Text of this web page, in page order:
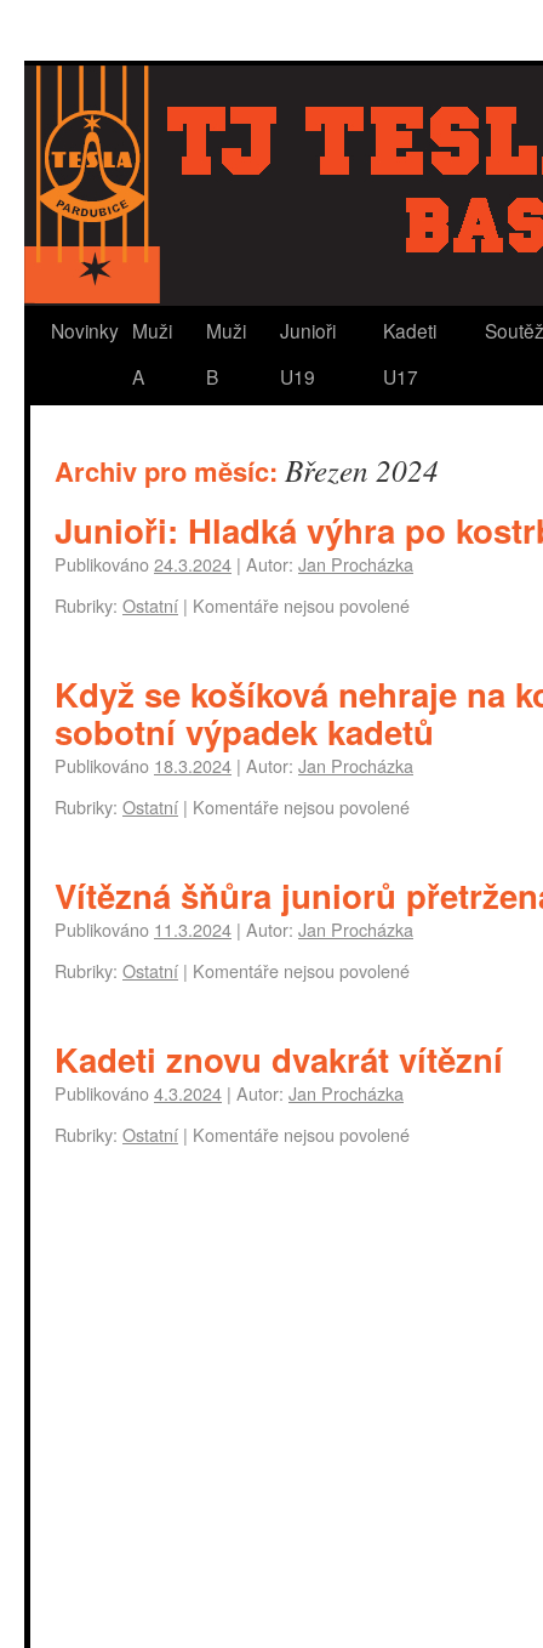
Novinky Muži
A
Muži
B
Junioři
U19
Kadeti
U17
Archiv pro měsíc: Březen 2024
Junioři: Hladká výhra po
Publikováno24.3.2024 | Autor: Jan Procházka
Rubriky: Ostatní | Komentáře nejsou povolené
Když se košíková nehraje na
sobotní výpadek kadetů
Publikováno 18.3.2024 | Autor: Jan Procházka
Rubriky: Ostatní | Komentáře nejsou povolené
Vítězná šňůra juniorů
Publikováno 11.3.2024 | Autor: Jan Procházka
Rubriky: Ostatní | Komentáře nejsou povolené
Kadeti znovu dvakrát vítězní
Publikováno4.3.2024 | Autor: Jan Procházka
Rubriky: Ostatní | Komentáře nejsou povolené